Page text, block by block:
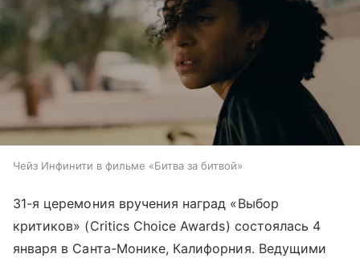
Чейз Инфинити в фильме «Битва за битвой»
31-я церемония вручения наград «Выбор
критиков» (Critics Choice Awards) состоялась 4
января в Санта-Монике, Калифорния. Ведущими